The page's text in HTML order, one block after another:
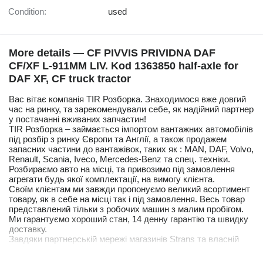
Condition: used
More details — CF PIVVIS PRIVIDNA DAF
CF/XF L-911MM LIV. Kod 1363850 half-axle for
DAF XF, CF truck tractor
Вас вітає компанія TIR Розборка. Знаходимося вже довгий
час на ринку, та зарекомендували себе, як надійний партнер
у постачанні вживаних запчастин!
TIR Розборка – займається імпортом вантажних автомобілів
під розбір з ринку Європи та Англії, а також продажем
запасних частини до вантажівок, таких як : MAN, DAF, Volvo,
Renault, Scania, Iveco, Mercedes-Benz та спец. техніки.
Розбираємо авто на місці, та привозимо під замовлення
агрегати будь якої комплектації, на вимогу клієнта.
Своїм клієнтам ми завжди пропонуємо великий асортимент
товару, як в себе на місці так і під замовлення. Весь товар
представлений тільки з робочих машин з малим пробігом.
Ми гарантуємо хороший стан, 14 денну гарантію та швидку
доставку.
Завдяки партнерській мережі магазинів Strans та власній